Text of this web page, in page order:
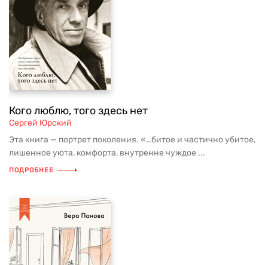
Кого люблю, того здесь нет
Сергей Юрский
Эта книга — портрет поколения. «…битое и частично убитое,
лишенное уюта, комфорта, внутренне чуждое ...
ПОДРОБНЕЕ